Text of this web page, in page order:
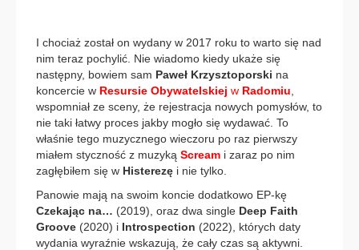
I chociaż został on wydany w 2017 roku to warto się nad
nim teraz pochylić. Nie wiadomo kiedy ukaże się
następny, bowiem sam Paweł Krzysztoporski na
koncercie w Resursie Obywatelskiej w Radomiu
wspomniał ze sceny, że rejestracja nowych pomysłów, to
nie taki łatwy proces jakby mogło się wydawać. To
właśnie tego muzycznego wieczoru po raz pierwszy
miałem styczność z muzyką Scream i zaraz po nim
zagłębiłem się w Histerezę i nie tylko.
Panowie mają na swoim koncie dodatkowo EP-kę
Czekając na… (2019), oraz dwa single Deep Faith
Groove (2020) i Introspection (2022), których daty
wydania wyraźnie wskazują, że cały czas są aktywni.